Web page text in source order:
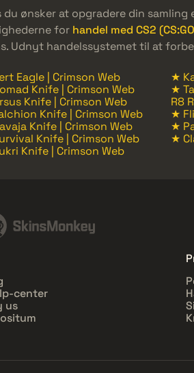
du ønsker at opgradere din
for handel med CS2
Udnyt handelssystemet til at
Eagle | Crimson Web ★
Knife | Crimson Web
★
Knife | Crimson Web
R8
Knife | Crimson Web
★
Knife | Crimson Web
★
Knife | Crimson Web
★
Knife | Crimson Web
center
us